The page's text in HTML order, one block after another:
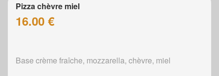
Pizza chèvre miel
16.00 €
Base crème fraîche, mozzarella, chèvre, miel